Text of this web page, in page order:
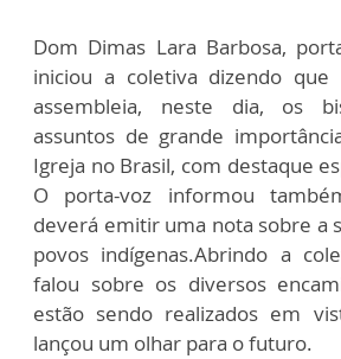
Dom Dimas Lara Barbosa,
iniciou a coletiva dizendo
assembleia, neste dia, os
assuntos de grande
Igreja no Brasil, com destaque
O porta-voz informou
deverá emitir uma nota sobre a
povos indígenas.Abrindo a
falou sobre os diversos
estão sendo realizados em
lançou um olhar para o futuro.